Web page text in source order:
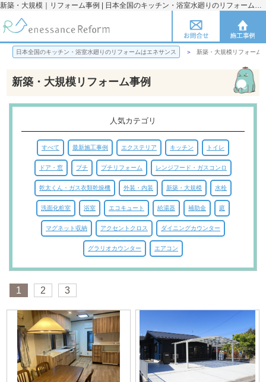
新築・大規模｜リフォーム事例 | 日本全国のキッチン・浴室水廻りのリフォームのことならエネサンス
日本全国のキッチン・浴室水廻りのリフォームはエネサンス 新築・大規模リフォーム
新築・大規模リフォーム事例
人気カテゴリ
すべて 最新施工事例 エクステリア キッチン トイレ
ドア・窓 プチ プチリフォーム レンジフード・ガスコンロ
乾太くん・ガス衣類乾燥機 外装・内装 新築・大規模 水栓
洗面化粧室 浴室 エコキュート 給湯器 補助金 庭
マグネット収納 アクセントクロス ダイニングカウンター
グラリオカウンター エアコン
1 2 3